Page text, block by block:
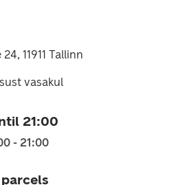
11911 Tallinn
vasakul
21:00
- 21:00